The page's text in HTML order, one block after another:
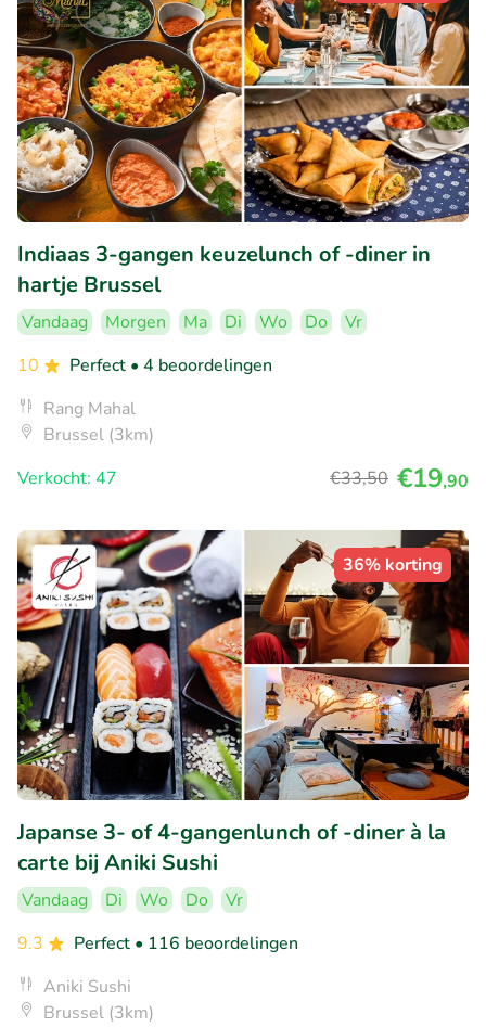
Indiaas 3-gangen keuzelunch of -diner in
hartje Brussel
Vandaag Morgen Ma Di Wo Do
Vr
10
Perfect • 4 beoordelingen
Rang Mahal
Brussel (3km)
Verkocht: 47
€33,50 €19,90
36% korting
Japanse 3- of 4-gangenlunch of -diner à la
carte bij Aniki Sushi
Vandaag Di Wo Do
Vr
9.3
Perfect • 116 beoordelingen
Aniki Sushi
Brussel (3km)